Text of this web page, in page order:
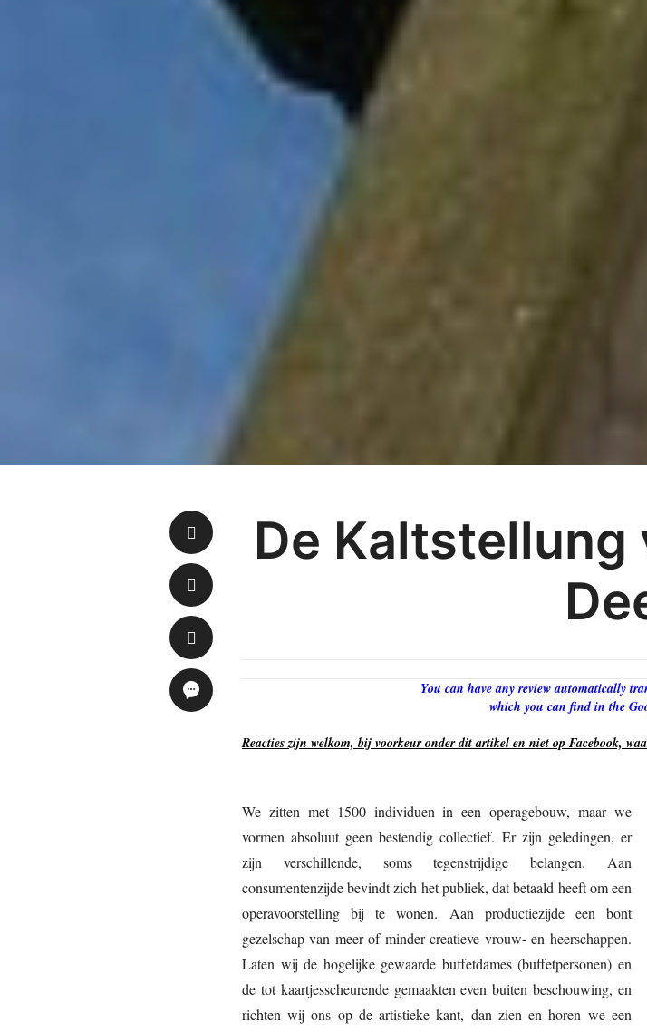
De
You can have any review automatically
which you can find in the
Reacties zijn welkom, bij voorkeur onder dit artikel en niet op Facebook,
We zitten met 1500 individuen in een operagebouw, maar we
vormen absoluut geen bestendig collectief. Er zijn geledingen, er
zijn verschillende, soms tegenstrijdige belangen. Aan
consumentenzijde bevindt zich het publiek, dat betaald heeft om een
operavoorstelling bij te wonen. Aan productiezijde een bont
gezelschap van meer of minder creatieve vrouw- en heerschappen.
Laten wij de hogelijke gewaarde buffetdames (buffetpersonen) en
de tot kaartjesscheurende gemaakten even buiten beschouwing, en
richten wij ons op de artistieke kant, dan zien en horen we een